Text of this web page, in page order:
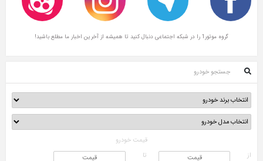
گروه موتور1 را در شبکه اجتماعی دنبال کنید تا همیشه از آخرین اخبار ما مطلع باشید!
جستجو خودرو
قیمت خودرو
از
تا